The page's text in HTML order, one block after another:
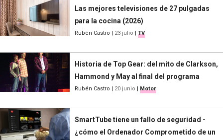
Las mejores televisiones de 27 pulgadas
para la cocina (2026)
Rubén Castro 23 julio TV
Historia de Top Gear: del mito de Clarkson,
Hammond y May al final del programa
Rubén Castro 20 junio Motor
SmartTube tiene un fallo de seguridad -
¿cómo el Ordenador Comprometido de un